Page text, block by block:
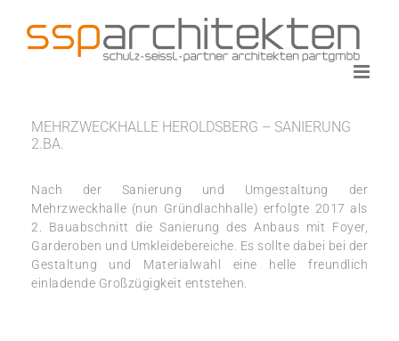
Inhalt
springen
MEHRZWECKHALLE HEROLDSBERG – SANIERUNG
2.BA.
Nach der Sanierung und Umgestaltung der
Mehrzweckhalle (nun Gründlachhalle) erfolgte 2017 als
2. Bauabschnitt die Sanierung des Anbaus mit Foyer,
Garderoben und Umkleidebereiche. Es sollte dabei bei der
Gestaltung und Materialwahl eine helle freundlich
einladende Großzügigkeit entstehen.